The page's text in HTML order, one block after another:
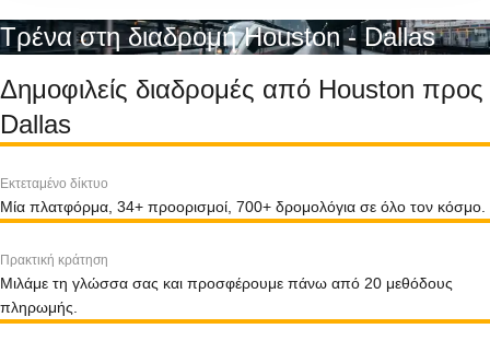
Τρένα στη διαδρομή Houston - Dallas
Δημοφιλείς διαδρομές από Houston προς
Dallas
Εκτεταμένο δίκτυο
Μία πλατφόρμα, 34+ προορισμοί, 700+ δρομολόγια σε όλο τον κόσμο.
Πρακτική κράτηση
Μιλάμε τη γλώσσα σας και προσφέρουμε πάνω από 20 μεθόδους
πληρωμής.